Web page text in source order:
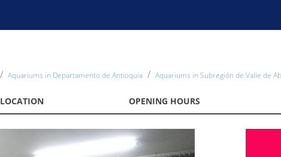
Aquariums in Departamento de Antioquia Aquariums in Subregión de Valle de
LOCATION OPENING HOURS